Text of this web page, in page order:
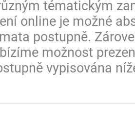
tématickým
online je možné
postupně.
možnost
vypisována